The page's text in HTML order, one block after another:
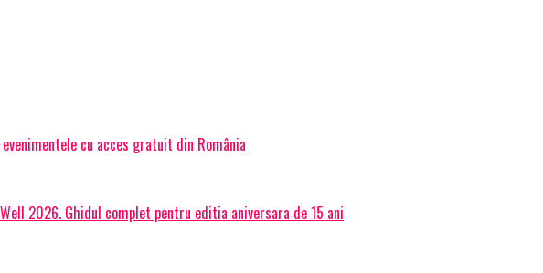
cu acces gratuit din România
2026. Ghidul complet pentru editia aniversara de 15 ani